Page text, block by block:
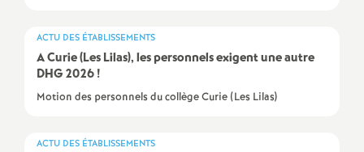
s
E
ACTU DES ÉTABLISSEMENTS
A Curie (Les Lilas), les personnels exigent une autre
DHG2026!
Motion des personnels du collège Curie (Les Lilas)
ACTU DES ÉTABLISSEMENTS